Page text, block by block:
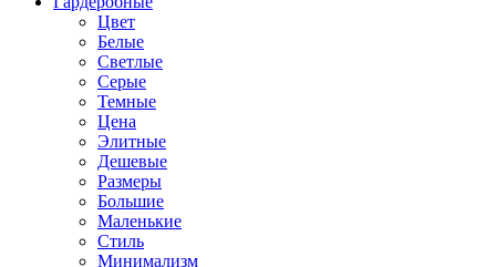
Цвет
Белые
Светлые
Серые
Темные
Цена
Элитные
Дешевые
Размеры
Большие
Маленькие
Стиль
Минимализм